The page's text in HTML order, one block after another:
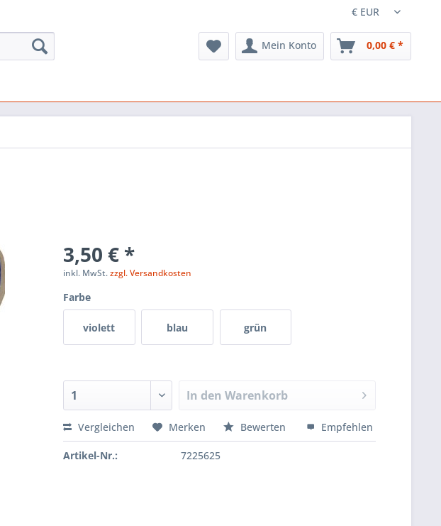
Mein Konto 0,00 € *
3,50 € *
inkl. MwSt.zzgl. Versandkosten
Farbe
violett blau grün
In den Warenkorb
Vergleichen Merken Bewerten Empfehlen
Artikel-Nr.: 7225625